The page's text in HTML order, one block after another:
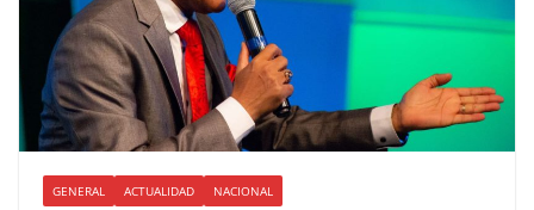
GENERAL ACTUALIDAD NACIONAL